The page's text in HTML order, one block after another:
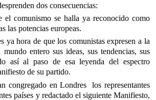
dos consecuencias:
el comunismo se halla ya reconocido como
las potencias europeas.
ya hora de que los comunistas expresen a la
entero sus ideas, sus tendencias, sus
así al paso de esa leyenda del espectro
de su partido.
congregado en Londres los representantes
países y redactado el siguiente Manifiesto,